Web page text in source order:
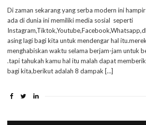
Di zaman sekarang yang serba modern ini
ada di dunia ini memiliki media sosial seperti
asing lagi bagi kita untuk mendengar hal
menghabiskan waktu selama berjam-jam untuk
.tapi tahukah kamu hal itu malah dapat
bagi kita,berikut adalah 8 dampak […]